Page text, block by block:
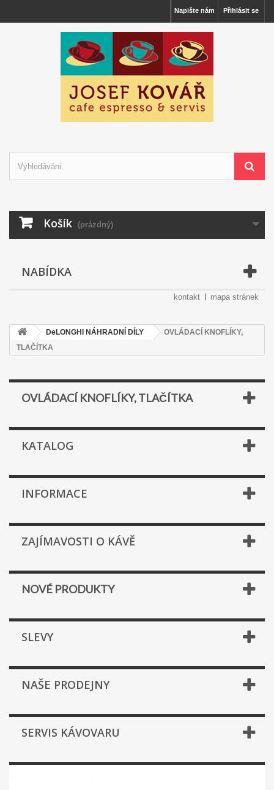
Přihlásit se
Napište nám
Košík (prázdný)
NABÍDKA
kontakt mapa stránek
DeLONGHI NÁHRADNÍ DÍLY
OVLÁDACÍ KNOFLÍKY,
TLAČÍTKA
OVLÁDACÍ KNOFLÍKY, TLAČÍTKA
KATALOG
INFORMACE
ZAJÍMAVOSTI O KÁVĚ
NOVÉ PRODUKTY
SLEVY
NAŠE PRODEJNY
SERVIS KÁVOVARU